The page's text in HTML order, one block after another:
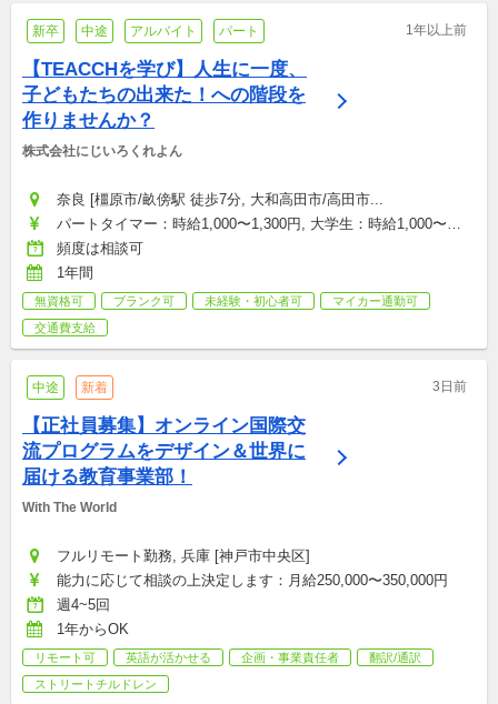
新卒 中途 アルバイト パート 1年以上前
【TEACCHを学び】人生に一度、
子どもたちの出来た！への階段を
作りませんか？
株式会社にじいろくれよん
奈良 [橿原市/畝傍駅 徒歩7分, 大和高田市/高田市...
パートタイマー：時給1,000〜1,300円, 大学生：時給1,000〜
1,100円, 契約社員(正社員登用あり)：月給180,000〜300,000円,
店舗トップ：月給300,000〜400,000円
頻度は相談可
1年間
無資格可 ブランク可 未経験・初心者可
マイカー通勤可
交通費支給
中途 新着 3日前
【正社員募集】オンライン国際交
流プログラムをデザイン＆世界に
届ける教育事業部！
With The World
フルリモート勤務, 兵庫 [神戸市中央区]
能力に応じて相談の上決定します：月給250,000〜350,000円
週4~5回
1年からOK
リモート可 英語が活かせる 企画・事業責任者
翻訳/通訳
ストリートチルドレン